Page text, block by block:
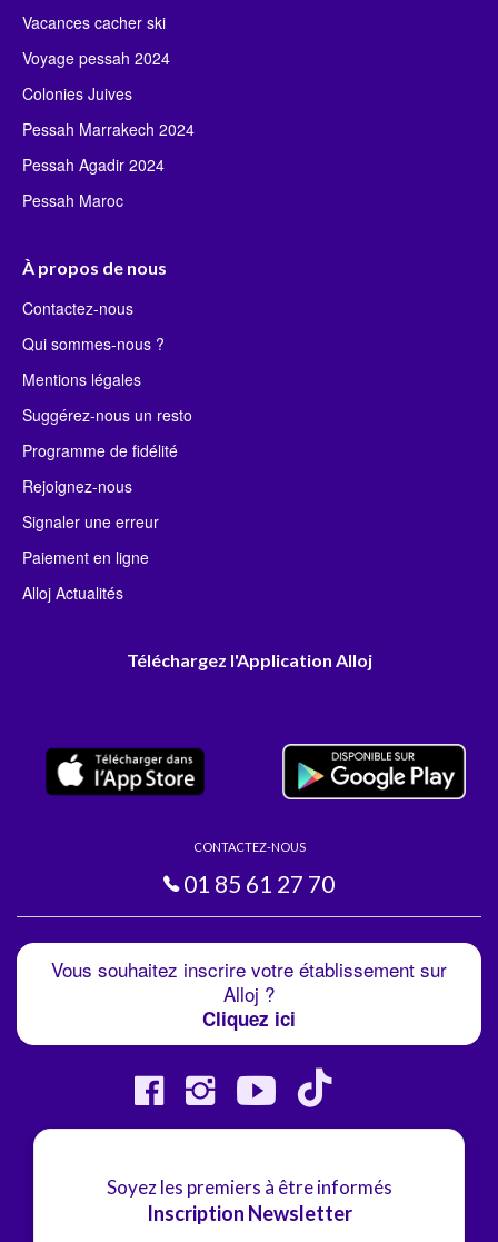
Vacances cacher ski
Voyage pessah 2024
Colonies Juives
Pessah Marrakech 2024
Pessah Agadir 2024
Pessah Maroc
À propos de nous
Contactez-nous
Qui sommes-nous ?
Mentions légales
Suggérez-nous un resto
Programme de fidélité
Rejoignez-nous
Signaler une erreur
Paiement en ligne
Alloj Actualités
Téléchargez l'Application Alloj
CONTACTEZ-NOUS
01 85 61 27 70
Vous souhaitez inscrire votre établissement sur
Alloj ?
Cliquez ici
Soyez les premiers à être informés
Inscription Newsletter